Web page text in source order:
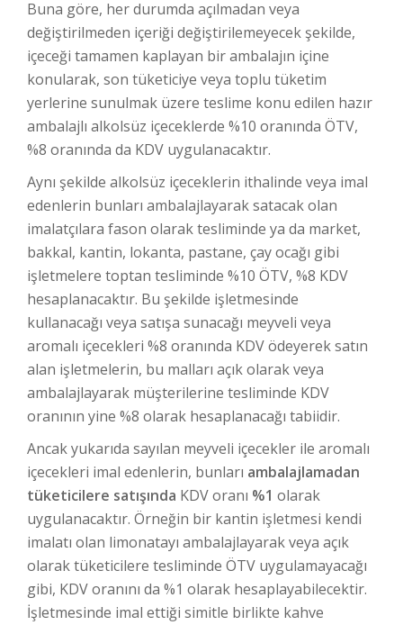
Buna göre, her durumda açılmadan veya
değiştirilmeden içeriği değiştirilemeyecek şekilde,
içeceği tamamen kaplayan bir ambalajın içine
konularak, son tüketiciye veya toplu tüketim
yerlerine sunulmak üzere teslime konu edilen hazır
ambalajlı alkolsüz içeceklerde %10 oranında ÖTV,
%8 oranında da KDV uygulanacaktır.
Aynı şekilde alkolsüz içeceklerin ithalinde veya imal
edenlerin bunları ambalajlayarak satacak olan
imalatçılara fason olarak tesliminde ya da market,
bakkal, kantin, lokanta, pastane, çay ocağı gibi
işletmelere toptan tesliminde %10 ÖTV, %8 KDV
hesaplanacaktır. Bu şekilde işletmesinde
kullanacağı veya satışa sunacağı meyveli veya
aromalı içecekleri %8 oranında KDV ödeyerek satın
alan işletmelerin, bu malları açık olarak veya
ambalajlayarak müşterilerine tesliminde KDV
oranının yine %8 olarak hesaplanacağı tabiidir.
Ancak yukarıda sayılan meyveli içecekler ile aromalı
içecekleri imal edenlerin, bunları ambalajlamadan
tüketicilere satışında KDV oranı %1 olarak
uygulanacaktır. Örneğin bir kantin işletmesi kendi
imalatı olan limonatayı ambalajlayarak veya açık
olarak tüketicilere tesliminde ÖTV uygulamayacağı
gibi, KDV oranını da %1 olarak hesaplayabilecektir.
İşletmesinde imal ettiği simitle birlikte kahve